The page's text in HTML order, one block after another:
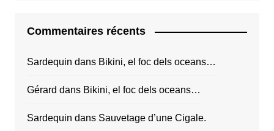
Commentaires récents
Sardequin dans Bikini, el foc dels oceans…
Gérard dans Bikini, el foc dels oceans…
Sardequin dans Sauvetage d’une Cigale.